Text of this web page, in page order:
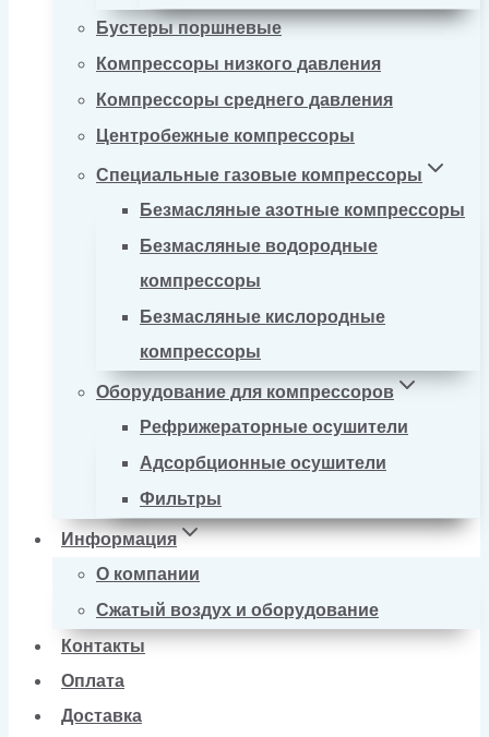
Бустеры поршневые
Компрессоры низкого давления
Компрессоры среднего давления
Центробежные компрессоры
Специальные газовые компрессоры
Безмасляные азотные компрессоры
Безмасляные водородные
компрессоры
Безмасляные кислородные
компрессоры
Оборудование для компрессоров
Рефрижераторные осушители
Адсорбционные осушители
Фильтры
Информация
О компании
Сжатый воздух и оборудование
Контакты
Оплата
Доставка